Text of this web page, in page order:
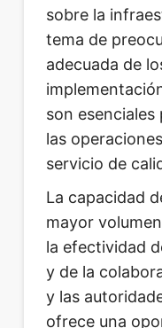
sobre la
tema de
adecuada de
son
las
servicio de
La capacidad
mayor
la efectividad
y de la
y las
ofrece una